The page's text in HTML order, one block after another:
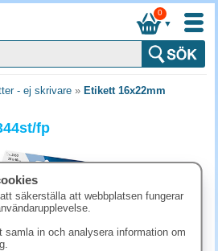
▼
0
- ej skrivare » Etikett 16x22mm
fp
säkerställa att webbplatsen fungerar
samla in och analysera information om